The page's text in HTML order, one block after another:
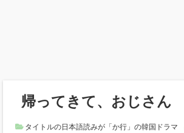
帰ってきて、おじさん
タイトルの日本語読みが「か行」の韓国ドラマ